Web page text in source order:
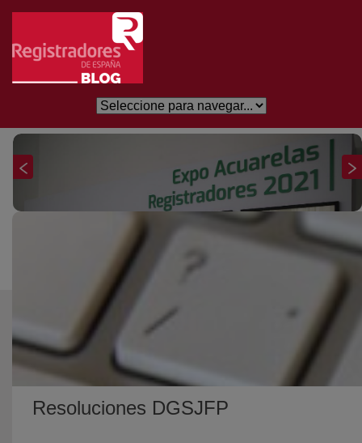
Skip to Main Content
Resoluciones DGSJFP